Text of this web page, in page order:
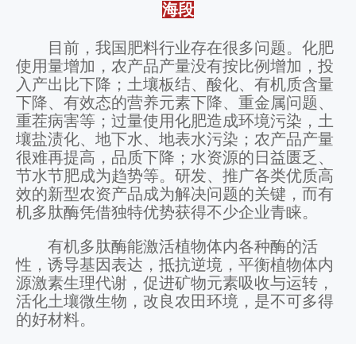
海段
目前，我国肥料行业存在很多问题。化肥
使用量增加，农产品产量没有按比例增加，投
入产出比下降；土壤板结、酸化、有机质含量
下降、有效态的营养元素下降、重金属问题、
重茬病害等；过量使用化肥造成环境污染，土
壤盐渍化、地下水、地表水污染；农产品产量
很难再提高，品质下降；水资源的日益匮乏、
节水节肥成为趋势等。研发、推广各类优质高
效的新型农资产品成为解决问题的关键，而有
机多肽酶凭借独特优势获得不少企业青睐。
有机多肽酶能激活植物体内各种酶的活
性，诱导基因表达，抵抗逆境，平衡植物体内
源激素生理代谢，促进矿物元素吸收与运转，
活化土壤微生物，改良农田环境，是不可多得
的好材料。